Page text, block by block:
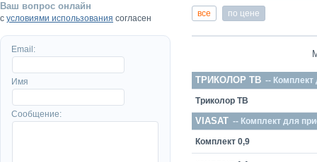
Ваш вопрос онлайн
с условиями использования согласен
Email:
Имя
Сообщение:
все по цене
ТРИКОЛОР ТВ -- Комплект
Триколор ТВ
VIASAT -- Комплект для
Комплект 0,9